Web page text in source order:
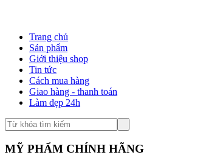
Trang chủ
Sản phẩm
Giới thiệu shop
Tin tức
Cách mua hàng
Giao hàng - thanh toán
Làm đẹp 24h
MỸ PHẨM CHÍNH HÃNG